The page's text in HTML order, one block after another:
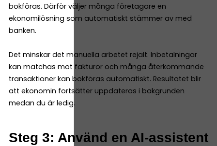
bokföras. Därför väljer många företagare en
ekonomilösning som automatiskt stämmer av med
banken.
Det minskar det manuella arbetet rejält. Inbetalningar
kan matchas mot fakturor och många återkommande
transaktioner kan bokföras automatiskt. Resultatet blir
att ekonomin fortsätter uppdateras i bakgrunden
medan du är ledig.
Steg 3: Använd en AI-assistent